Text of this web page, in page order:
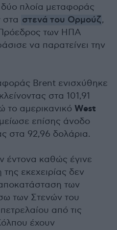
δύο πλοία μεταφοράς
στα στενά του Ορμούζ,
των ΗΠΑ
να παρατείνει την
Brent ενισχύθηκε
στα 101,91
το αμερικανικό West
επίσης άνοδο
στα 92,96 δολάρια.
έντονα καθώς έγινε
εκεχειρίας δεν
των
των Στενών του
από τις
έχουν